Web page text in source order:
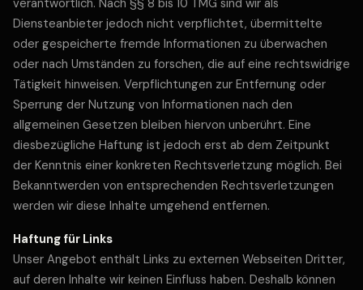
Diensteanbieter jedoch nicht verpflichtet, übermittelte
oder gespeicherte fremde Informationen zu überwachen
oder nach Umständen zu forschen, die auf eine rechtswidrige
Tätigkeit hinweisen. Verpflichtungen zur Entfernung oder
Sperrung der Nutzung von Informationen nach den
allgemeinen Gesetzen bleiben hiervon unberührt. Eine
diesbezügliche Haftung ist jedoch erst ab dem Zeitpunkt
der Kenntnis einer konkreten Rechtsverletzung möglich. Bei
Bekanntwerden von entsprechenden Rechtsverletzungen
werden wir diese Inhalte umgehend entfernen.
Haftung für Links
Unser Angebot enthält Links zu externen Webseiten Dritter,
auf deren Inhalte wir keinen Einfluss haben. Deshalb können